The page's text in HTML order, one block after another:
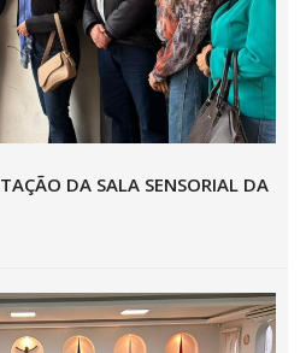
DA SALA SENSORIAL DA